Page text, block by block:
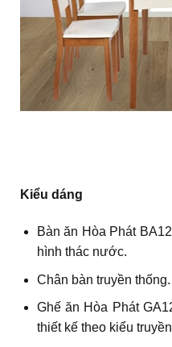
Kiểu dáng
Bàn ăn Hòa Phát
hình thác nước.
Chân bàn truyền thống.
Ghế ăn Hòa Phát
thiết kế theo kiểu